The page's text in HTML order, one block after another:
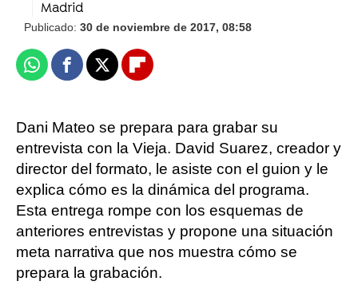
Madrid
Publicado: 30 de noviembre de 2017, 08:58
WhatsappFacebook
X Flipboard
Dani Mateo se prepara para grabar su
entrevista con la Vieja. David Suarez, creador y
director del formato, le asiste con el guion y le
explica cómo es la dinámica del programa.
Esta entrega rompe con los esquemas de
anteriores entrevistas y propone una situación
meta narrativa que nos muestra cómo se
prepara la grabación.